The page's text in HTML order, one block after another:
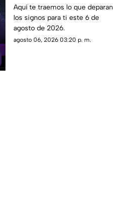
revelan los aztecas
hoy?
Aquí te traemos lo que deparan
los signos para ti este 6 de
agosto de 2026.
agosto 06, 2026 03:20 p. m.